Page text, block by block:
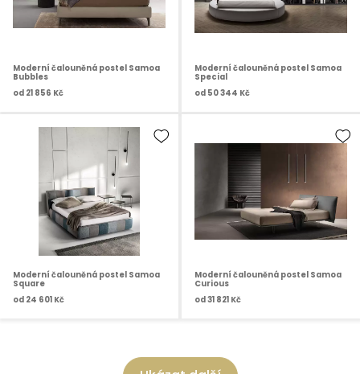
Moderní čalouněná postel Samoa
Bubbles
od 21 856 Kč
Moderní čalouněná postel Samoa
Special
od 50 344 Kč
Moderní čalouněná postel Samoa
Square
od 24 601 Kč
Moderní čalouněná postel Samoa
Curious
od31 821 Kč